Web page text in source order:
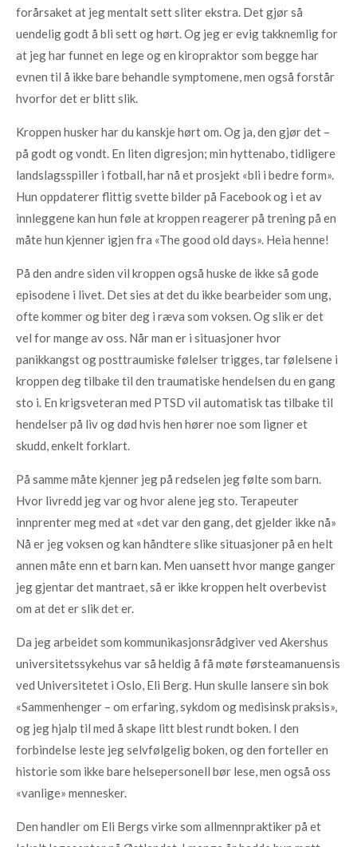
forårsaket at jeg mentalt sett sliter ekstra. Det gjør så
uendelig godt å bli sett og hørt. Og jeg er evig takknemlig for
at jeg har funnet en lege og en kiropraktor som begge har
evnen til å ikke bare behandle symptomene, men også forstår
hvorfor det er blitt slik.
Kroppen husker har du kanskje hørt om. Og ja, den gjør det –
på godt og vondt. En liten digresjon; min hyttenabo, tidligere
landslagsspiller i fotball, har nå et prosjekt «bli i bedre form».
Hun oppdaterer flittig svette bilder på Facebook og i et av
innleggene kan hun føle at kroppen reagerer på trening på en
måte hun kjenner igjen fra «The good old days». Heia henne!
På den andre siden vil kroppen også huske de ikke så gode
episodene i livet. Det sies at det du ikke bearbeider som ung,
ofte kommer og biter deg i ræva som voksen. Og slik er det
vel for mange av oss. Når man er i situasjoner hvor
panikkangst og posttraumiske følelser trigges, tar følelsene i
kroppen deg tilbake til den traumatiske hendelsen du en gang
sto i. En krigsveteran med PTSD vil automatisk tas tilbake til
hendelser på liv og død hvis hen hører noe som ligner et
skudd, enkelt forklart.
På samme måte kjenner jeg på redselen jeg følte som barn.
Hvor livredd jeg var og hvor alene jeg sto. Terapeuter
innprenter meg med at «det var den gang, det gjelder ikke nå»
Nå er jeg voksen og kan håndtere slike situasjoner på en helt
annen måte enn et barn kan. Men uansett hvor mange ganger
jeg gjentar det mantraet, så er ikke kroppen helt overbevist
om at det er slik det er.
Da jeg arbeidet som kommunikasjonsrådgiver ved Akershus
universitetssykehus var så heldig å få møte førsteamanuensis
ved Universitetet i Oslo, Eli Berg. Hun skulle lansere sin bok
«Sammenhenger – om erfaring, sykdom og medisinsk praksis»,
og jeg hjalp til med å skape litt blest rundt boken. I den
forbindelse leste jeg selvfølgelig boken, og den forteller en
historie som ikke bare helsepersonell bør lese, men også oss
«vanlige» mennesker.
Den handler om Eli Bergs virke som allmennpraktiker på et